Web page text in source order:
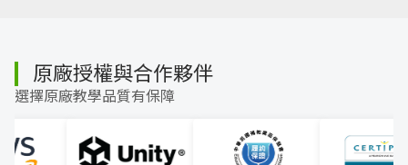
原廠授權與合作夥伴
選擇原廠教學品質有保障